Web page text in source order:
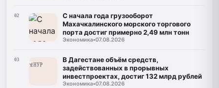
02
С начала года грузооборот
Махачкалинского морского торгового
порта достиг примерно 2,49 млн тонн
Экономика•07.08.2026
03
В Дагестане объём средств,
задействованных в прорывных
инвестпроектах, достиг 132 млрд рублей
Экономика•07.08.2026